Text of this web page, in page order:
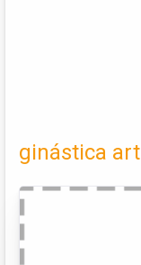
ginástica